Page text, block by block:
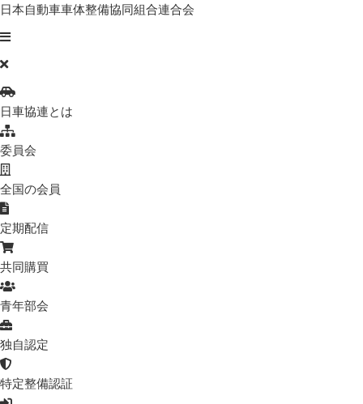
日本自動車車体整備協同組合連合会
日車協連とは
委員会
全国の会員
定期配信
共同購買
青年部会
独自認定
特定整備認証